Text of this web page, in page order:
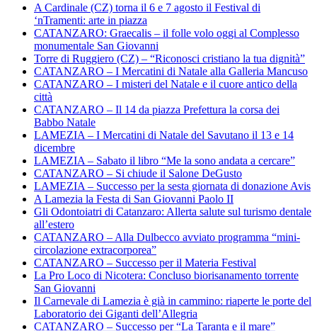
A Cardinale (CZ) torna il 6 e 7 agosto il Festival di
‘nTramenti: arte in piazza
CATANZARO: Graecalis – il folle volo oggi al Complesso
monumentale San Giovanni
Torre di Ruggiero (CZ) – “Riconosci cristiano la tua dignità”
CATANZARO – I Mercatini di Natale alla Galleria Mancuso
CATANZARO – I misteri del Natale e il cuore antico della
città
CATANZARO – Il 14 da piazza Prefettura la corsa dei
Babbo Natale
LAMEZIA – I Mercatini di Natale del Savutano il 13 e 14
dicembre
LAMEZIA – Sabato il libro “Me la sono andata a cercare”
CATANZARO – Si chiude il Salone DeGusto
LAMEZIA – Successo per la sesta giornata di donazione Avis
A Lamezia la Festa di San Giovanni Paolo II
Gli Odontoiatri di Catanzaro: Allerta salute sul turismo dentale
all’estero
CATANZARO – Alla Dulbecco avviato programma “mini-
circolazione extracorporea”
CATANZARO – Successo per il Materia Festival
La Pro Loco di Nicotera: Concluso biorisanamento torrente
San Giovanni
Il Carnevale di Lamezia è già in cammino: riaperte le porte del
Laboratorio dei Giganti dell’Allegria
CATANZARO – Successo per “La Taranta e il mare”